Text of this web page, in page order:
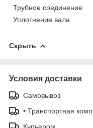
Трубное соединение
Уплотнение вала
Скрыть
Условия доставки
Самовывоз
• Транспортная
Курьером